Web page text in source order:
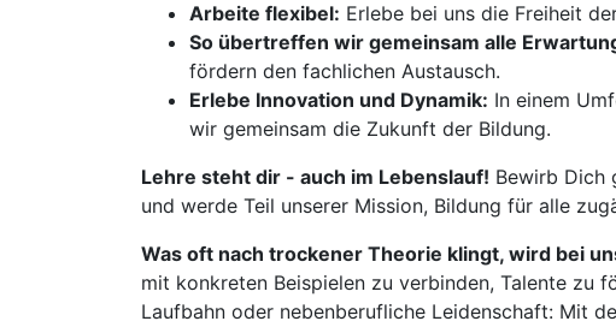
Arbeite flexibel: Erlebe bei uns die Freiheit
So übertreffen wir gemeinsam alle
fördern den fachlichen Austausch.
Erlebe Innovation und Dynamik: In einem
wir gemeinsam die Zukunft der Bildung.
Lehre steht dir - auch im Lebenslauf! Bewirb Dich
und werde Teil unserer Mission, Bildung für alle
Was oft nach trockener Theorie klingt, wird bei
mit konkreten Beispielen zu verbinden, Talente zu
Laufbahn oder nebenberufliche Leidenschaft: Mit